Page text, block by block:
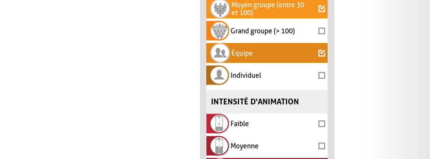
Moyen groupe (entre 30
et 100)
Grand groupe (> 100)
Équipe
Individuel
INTENSITÉ D'ANIMATION
Faible
Moyenne